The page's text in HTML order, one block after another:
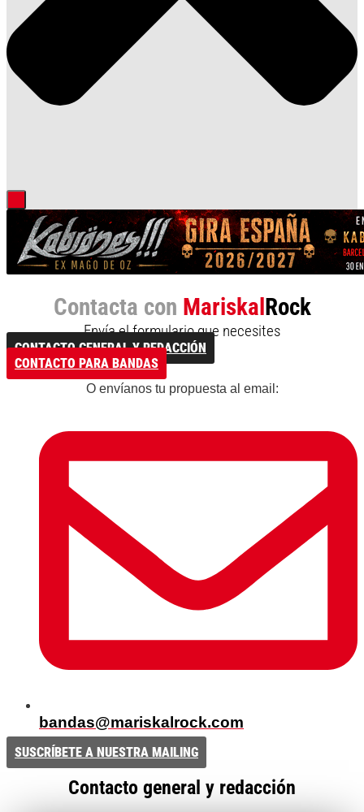
Contacta con Mariskal Rock
Envía el formulario que necesites
CONTACTO GENERAL Y REDACCIÓN
CONTACTO PARA BANDAS
O envíanos tu propuesta al email:
bandas@mariskalrock.com
SUSCRÍBETE A NUESTRA MAILING
Contacto general y redacción